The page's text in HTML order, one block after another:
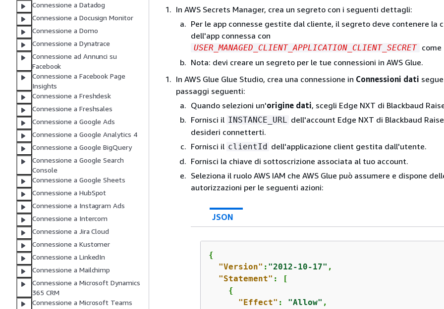
Connessione a Datadog
Connessione a Docusign Monitor
Connessione a Domo
Connessione a Dynatrace
Connessione ad Annunci su
Facebook
Connessione a Facebook Page
Insights
Connessione a Freshdesk
Connessione a Freshsales
Connessione a Google Ads
Connessione a Google Analytics 4
Connessione a Google BigQuery
Connessione a Google Search
Console
Connessione a Google Sheets
Connessione a HubSpot
Connessione a Instagram Ads
Connessione a Intercom
Connessione a Jira Cloud
Connessione a Kustomer
Connessione a LinkedIn
Connessione a Mailchimp
Connessione a Microsoft Dynamics
365 CRM
Connessione a Microsoft Teams
In AWS Secrets Manager, crea un segreto con i seguenti dettagli:
Per le app connesse gestite dal cliente, il segreto deve contenere la
dell'app connessa con
USER_MANAGED_CLIENT_APPLICATION_CLIENT_SECRET come
Nota: devi creare un segreto per le tue connessioni in AWS Glue.
In AWS Glue Glue Studio, crea una connessione in Connessioni dati
passaggi seguenti:
Quando selezioni un'origine dati, scegli Edge NXT di Blackbaud
Fornisci il INSTANCE_URL dell'account Edge NXT di Blackbaud
desideri connetterti.
Fornisci il clientId dell'applicazione client gestita dall'utente.
Fornisci la chiave di sottoscrizione associata al tuo account.
Seleziona il ruolo AWS IAM che AWS Glue può assumere e dispone
autorizzazioni per le seguenti azioni:
JSON
{
"Version" : "2012-10-17" ,
"Statement" : [
{
"Effect" : "Allow" ,